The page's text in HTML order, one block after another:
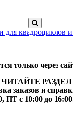
только через
заказов и
ПТ с 10:00 до